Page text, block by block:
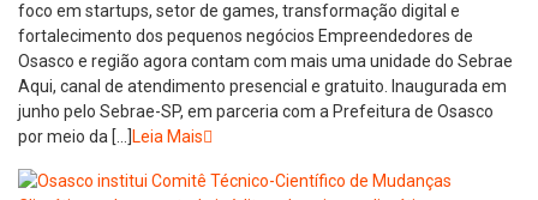
foco em startups, setor de games, transformação digital e
fortalecimento dos pequenos negócios Empreendedores de
Osasco e região agora contam com mais uma unidade do Sebrae
Aqui, canal de atendimento presencial e gratuito. Inaugurada em
junho pelo Sebrae-SP, em parceria com a Prefeitura de Osasco
por meio da […] Leia Mais